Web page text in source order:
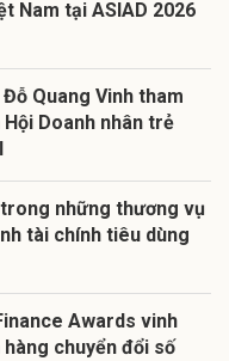
Nam tại ASIAD 2026
Quang Vinh tham
Doanh nhân trẻ
những thương vụ
tài chính tiêu dùng
Awards vinh
hàng chuyển đổi số